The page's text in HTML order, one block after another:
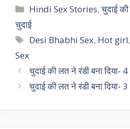
Categories
Hindi Sex Stories,चुदाई की
चुदाई
Tags
Desi Bhabhi Sex, Hot girl,
Sex
चुदाई की लत ने रंडी बना दिया- 4
चुदाई की लत ने रंडी बना दिया- 3